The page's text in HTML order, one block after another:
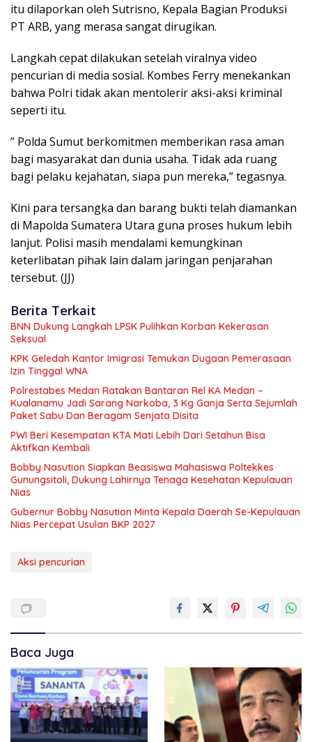
itu dilaporkan oleh Sutrisno, Kepala Bagian Produksi
PT ARB, yang merasa sangat dirugikan.
Langkah cepat dilakukan setelah viralnya video
pencurian di media sosial. Kombes Ferry menekankan
bahwa Polri tidak akan mentolerir aksi-aksi kriminal
seperti itu.
” Polda Sumut berkomitmen memberikan rasa aman
bagi masyarakat dan dunia usaha. Tidak ada ruang
bagi pelaku kejahatan, siapa pun mereka,” tegasnya.
Kini para tersangka dan barang bukti telah diamankan
di Mapolda Sumatera Utara guna proses hukum lebih
lanjut. Polisi masih mendalami kemungkinan
keterlibatan pihak lain dalam jaringan penjarahan
tersebut. (JJ)
Berita Terkait
BNN Dukung Langkah LPSK Pulihkan Korban Kekerasan
Seksual
KPK Geledah Kantor Imigrasi Temukan Dugaan Pemerasaan
Izin Tinggal WNA
Polrestabes Medan Ratakan Bantaran Rel KA Medan –
Kualanamu Jadi Sarang Narkoba, 3 Kg Ganja Serta Sejumlah
Paket Sabu Dan Beragam Senjata Disita
PWI Beri Kesempatan KTA Mati Lebih Dari Setahun Bisa
Aktifkan Kembali
Bobby Nasution Siapkan Beasiswa Mahasiswa Poltekkes
Gunungsitoli, Dukung Lahirnya Tenaga Kesehatan Kepulauan
Nias
Gubernur Bobby Nasution Minta Kepala Daerah Se-Kepulauan
Nias Percepat Usulan BKP 2027
Aksi pencurian
Baca Juga